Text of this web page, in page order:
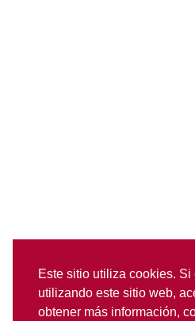
Este sitio utiliza cookies. Si
utilizando este sitio web,
obtener más información,